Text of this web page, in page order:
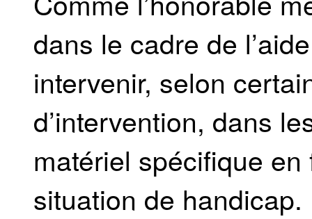
dans le cadre de
intervenir, selon
d’intervention, dans
matériel spécifique
situation de handicap.